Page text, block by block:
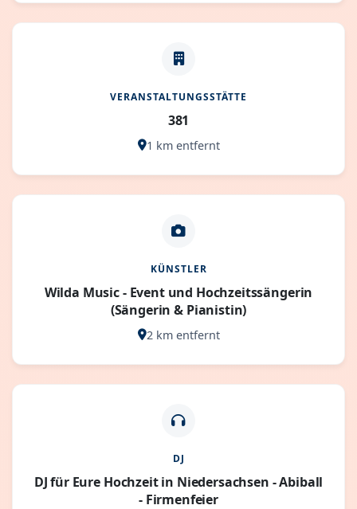
VERANSTALTUNGSSTÄTTE
381
1 km entfernt
KÜNSTLER
Wilda Music - Event und Hochzeitssängerin
(Sängerin & Pianistin)
2 km entfernt
DJ
DJ für Eure Hochzeit in Niedersachsen - Abiball
- Firmenfeier